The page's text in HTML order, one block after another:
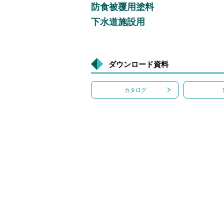
防食被覆用塗料
下水道施設用
ダウンロード資料
カタログ